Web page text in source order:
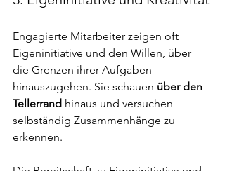
Engagierte Mitarbeiter zeigen oft
Eigeninitiative und den Willen, über
die Grenzen ihrer Aufgaben
hinauszugehen. Sie schauen über den
Tellerrand hinaus und versuchen
selbständig Zusammenhänge zu
erkennen.